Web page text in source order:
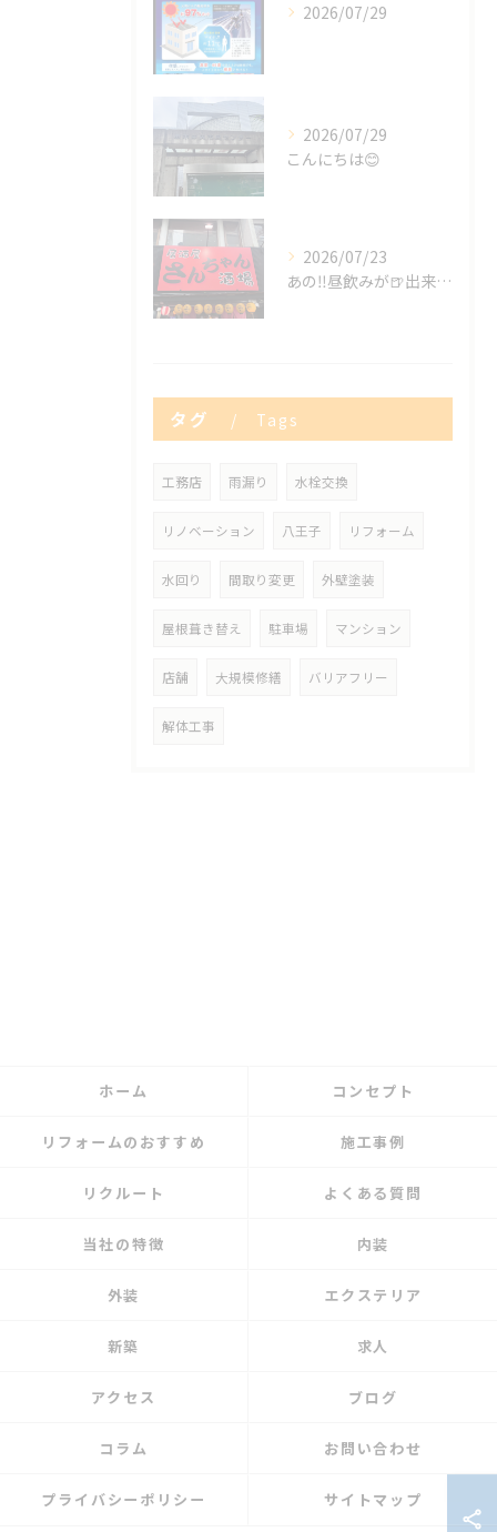
2026/07/29
2026/07/29
こんにちは😊
2026/07/23
あの‼️昼飲みが🍺出来る😍✨
タグ Tags
工務店 雨漏り 水栓交換
リノベーション 八王子 リフォーム
水回り 間取り変更 外壁塗装
屋根葺き替え 駐車場 マンション
店舗 大規模修繕 バリアフリー
解体工事
ホーム コンセプト
リフォームのおすすめ 施工事例
リクルート よくある質問
当社の特徴 内装
外装 エクステリア
新築 求人
アクセス ブログ
コラム お問い合わせ
プライバシーポリシー サイトマップ